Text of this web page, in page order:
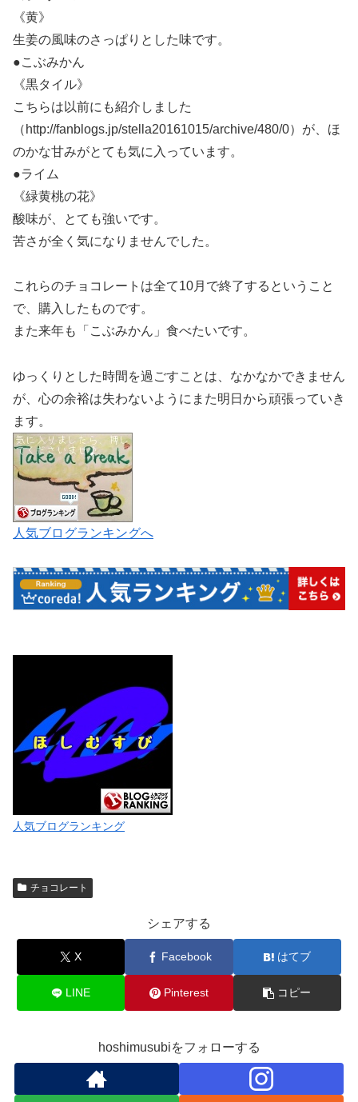
《黄》
生姜の風味のさっぱりとした味です。
●こぶみかん
《黒タイル》
こちらは以前にも紹介しました
（http://fanblogs.jp/stella20161015/archive/480/0）が、ほ
のかな甘みがとても気に入っています。
●ライム
《緑黄桃の花》
酸味が、とても強いです。
苦さが全く気になりませんでした。
これらのチョコレートは全て10月で終了するということ
で、購入したものです。
また来年も「こぶみかん」食べたいです。
ゆっくりとした時間を過ごすことは、なかなかできません
が、心の余裕は失わないようにまた明日から頑張っていき
ます。
人気ブログランキングへ
人気ブログランキング
チョコレート
シェアする
X Facebook はてブ
LINE Pinterest コピー
hoshimusubiをフォローする